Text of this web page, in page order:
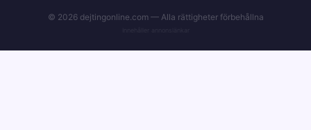
© 2026 dejtingonline.com — Alla rättigheter förbehållna